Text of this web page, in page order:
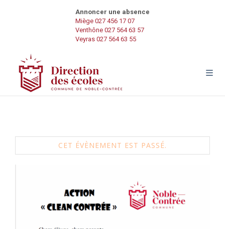
Annoncer une absence
Miège 027 456 17 07
Venthône 027 564 63 57
Veyras 027 564 63 55
CET ÉVÈNEMENT EST PASSÉ.